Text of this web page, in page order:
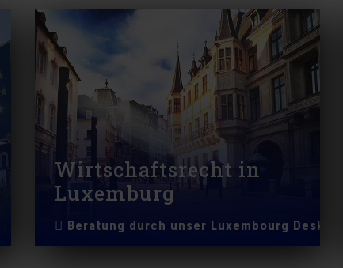
Wirtschaftsrecht in
Luxemburg
Beratung durch unser Luxembourg Desk